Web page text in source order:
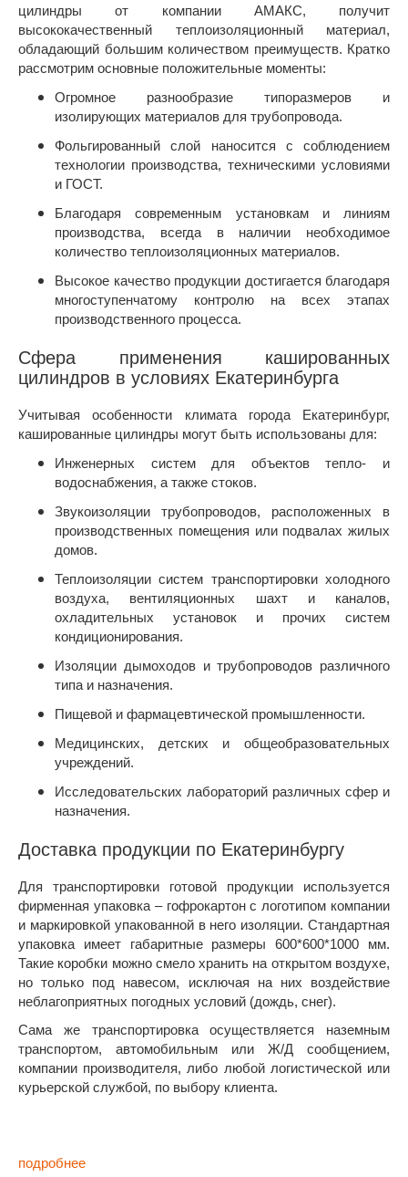
цилиндры от компании АМАКС, получит
высококачественный теплоизоляционный материал,
обладающий большим количеством преимуществ. Кратко
рассмотрим основные положительные моменты:
Огромное разнообразие типоразмеров и
изолирующих материалов для трубопровода.
Фольгированный слой наносится с соблюдением
технологии производства, техническими условиями
и ГОСТ.
Благодаря современным установкам и линиям
производства, всегда в наличии необходимое
количество теплоизоляционных материалов.
Высокое качество продукции достигается благодаря
многоступенчатому контролю на всех этапах
производственного процесса.
Сфера применения кашированных
цилиндров в условиях Екатеринбурга
Учитывая особенности климата города Екатеринбург,
кашированные цилиндры могут быть использованы для:
Инженерных систем для объектов тепло- и
водоснабжения, а также стоков.
Звукоизоляции трубопроводов, расположенных в
производственных помещения или подвалах жилых
домов.
Теплоизоляции систем транспортировки холодного
воздуха, вентиляционных шахт и каналов,
охладительных установок и прочих систем
кондиционирования.
Изоляции дымоходов и трубопроводов различного
типа и назначения.
Пищевой и фармацевтической промышленности.
Медицинских, детских и общеобразовательных
учреждений.
Исследовательских лабораторий различных сфер и
назначения.
Доставка продукции по Екатеринбургу
Для транспортировки готовой продукции используется
фирменная упаковка – гофрокартон с логотипом компании
и маркировкой упакованной в него изоляции. Стандартная
упаковка имеет габаритные размеры 600*600*1000 мм.
Такие коробки можно смело хранить на открытом воздухе,
но только под навесом, исключая на них воздействие
неблагоприятных погодных условий (дождь, снег).
Сама же транспортировка осуществляется наземным
транспортом, автомобильным или Ж/Д сообщением,
компании производителя, либо любой логистической или
курьерской службой, по выбору клиента.
подробнее